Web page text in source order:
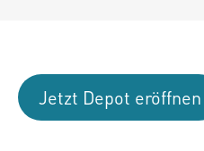
Jetzt Depot eröffnen